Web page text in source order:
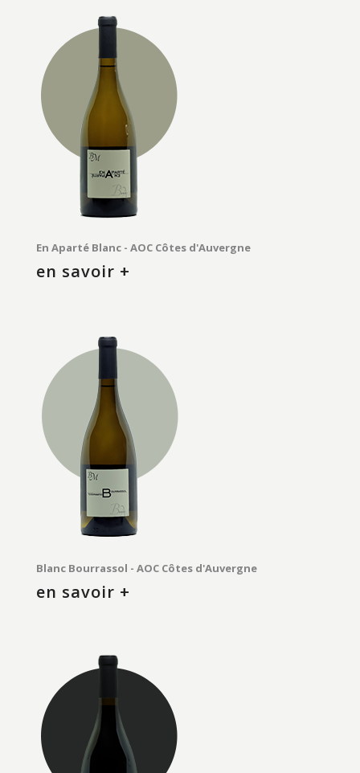
En Aparté Blanc - AOC Côtes d'Auvergne
en savoir +
Blanc Bourrassol - AOC Côtes d'Auvergne
en savoir +